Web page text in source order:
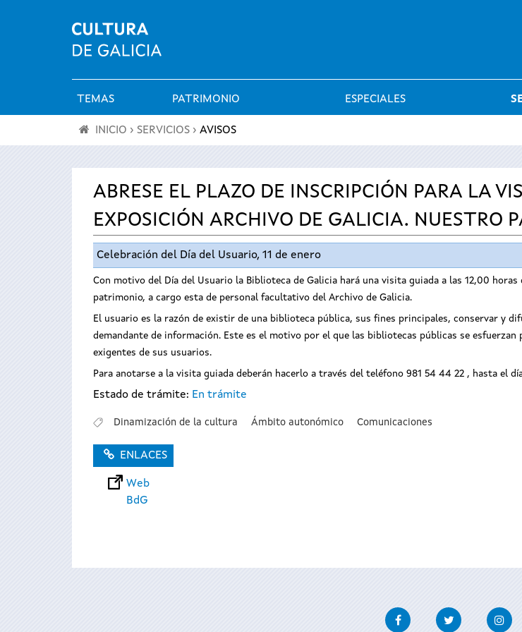
Menú
principal
TEMAS PATRIMONIO ESPECIALES
encuentra
usted
aquí
INICIO › SERVICIOS › AVISOS
ABRESE EL PLAZO DE INSCRIPCIÓN PARA LA
EXPOSICIÓN ARCHIVO DE GALICIA. NUESTRO
Celebración del Día del Usuario, 11 de enero
Con motivo del Día del Usuario la Biblioteca de Galicia hará una visita guiada a las 12,00
patrimonio, a cargo esta de personal facultativo del Archivo de Galicia.
El usuario es la razón de existir de una biblioteca pública, sus fines principales, conservar y
demandante de información. Este es el motivo por el que las bibliotecas públicas se
exigentes de sus usuarios.
Para anotarse a la visita guiada deberán hacerlo a través del teléfono 981 54 44 22 , hasta el
Estado de trámite: En trámite
Dinamización de la cultura Ámbito autonómico Comunicaciones
ENLACES
Web
BdG
FacebookTwitter